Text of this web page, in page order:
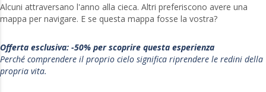
Alcuni attraversano l'anno alla cieca. Altri preferiscono avere una
mappa per navigare. E se questa mappa fosse la vostra?
Offerta esclusiva: -50% per scoprire questa esperienza
Perché comprendere il proprio cielo significa riprendere le redini della
propria vita.